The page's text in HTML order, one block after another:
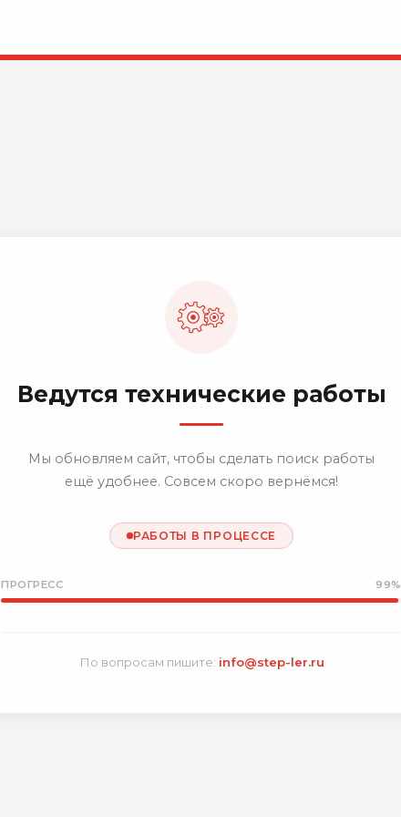
Ведутся технические работы
Мы обновляем сайт, чтобы сделать поиск работы
ещё удобнее. Совсем скоро вернёмся!
РАБОТЫ В ПРОЦЕССЕ
ПРОГРЕСС 99%
По вопросам пишите: info@step-ler.ru